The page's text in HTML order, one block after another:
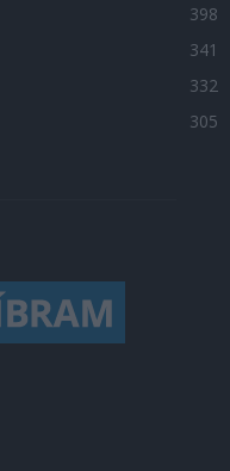
398
341
332
305